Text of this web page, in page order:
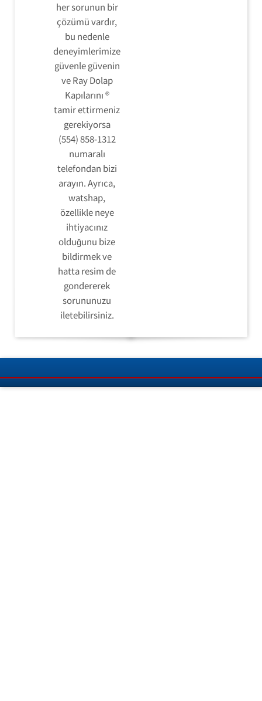
her sorunun bir
çözümü vardır,
bu nedenle
deneyimlerimize
güvenle güvenin
ve Ray Dolap
Kapılarını ®
tamir ettirmeniz
gerekiyorsa
(554) 858-1312
numaralı
telefondan bizi
arayın. Ayrıca,
watshap,
özellikle neye
ihtiyacınız
olduğunu bize
bildirmek ve
hatta resim de
gondererek
sorununuzu
iletebilirsiniz.